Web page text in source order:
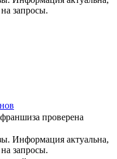
запросы.
проверена
Информация актуальна,
запросы.